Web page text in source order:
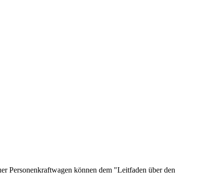
Personenkraftwagen können dem "Leitfaden über den